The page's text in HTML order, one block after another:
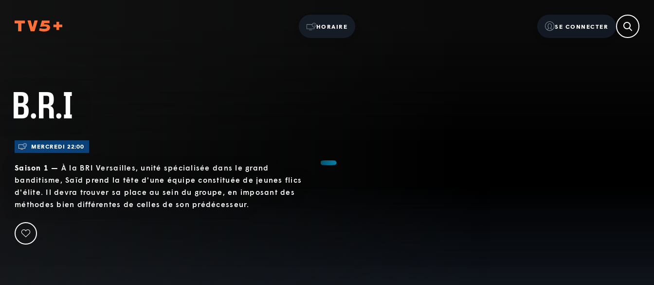
HORAIRE SE CONNECTER
B.R.I
MERCREDI 22:00
Saison 1 — À la BRI Versailles, unité spécialisée dans le grand
banditisme, Saïd prend la tête d'une équipe constituée de jeunes flics
d'élite. Il devra trouver sa place au sein du groupe, en imposant des
méthodes bien différentes de celles de son prédécesseur.